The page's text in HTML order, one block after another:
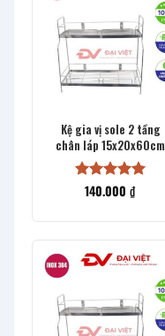
Kệ gia vị sole 2 tầng
chân láp 15x20x60cm
Được xếp
140.000 ₫